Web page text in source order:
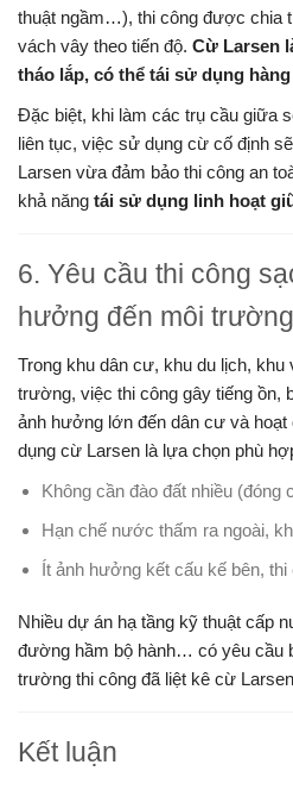
thuật ngầm…), thi công được chia
vách vây theo tiến độ. Cừ Larsen
tháo lắp, có thể tái sử dụng
Đặc biệt, khi làm các trụ cầu giữa
liên tục, việc sử dụng cừ cố định
Larsen vừa đảm bảo thi công an
khả năng tái sử dụng linh hoạt
6. Yêu cầu thi công
hưởng đến môi
Trong khu dân cư, khu du lịch,
trường, việc thi công gây tiếng
ảnh hưởng lớn đến dân cư và hoạt
dụng cừ Larsen là lựa chọn phù
Không cần đào đất nhiều
Hạn chế nước thấm ra ngoài,
Ít ảnh hưởng kết cấu kế bên,
Nhiều dự án hạ tầng kỹ thuật cấp
đường hầm bộ hành… có yêu cầu
trường thi công đã liệt kê cừ
Kết luận